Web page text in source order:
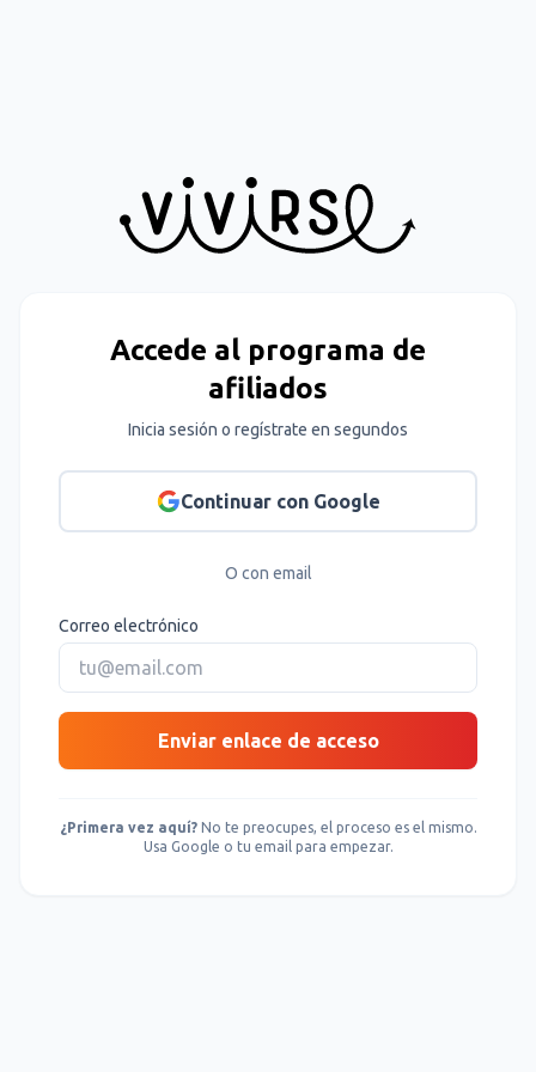
Accede al programa de
afiliados
Inicia sesión o regístrate en segundos
Continuar con Google
O con email
Correo electrónico
Enviar enlace de acceso
¿Primera vez aquí?No te preocupes, el proceso es el mismo.
Usa Google o tu email para empezar.